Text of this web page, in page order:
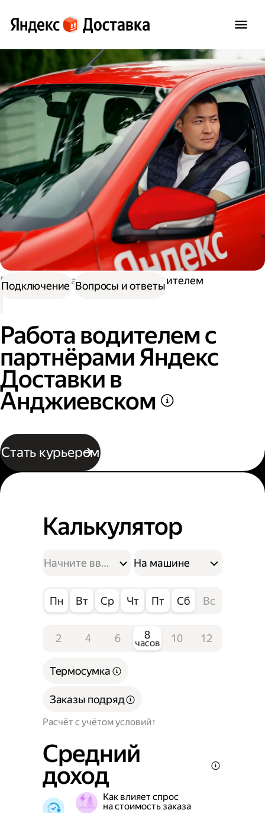
Работа в Доставке Работа водителем
Работа водителем с
партнёрами Яндекс
Доставки в
Анджиевском
Стать курьером
Подключение Вопросы и ответы
Калькулятор
На машине
Пн Вт Ср Чт Пт Сб Вс
2 4 6 8
часов 10 12
Расчёт с учётом условий
Термосумка
Заказы подряд
Средний
доход
Как влияет спрос
на стоимость заказа